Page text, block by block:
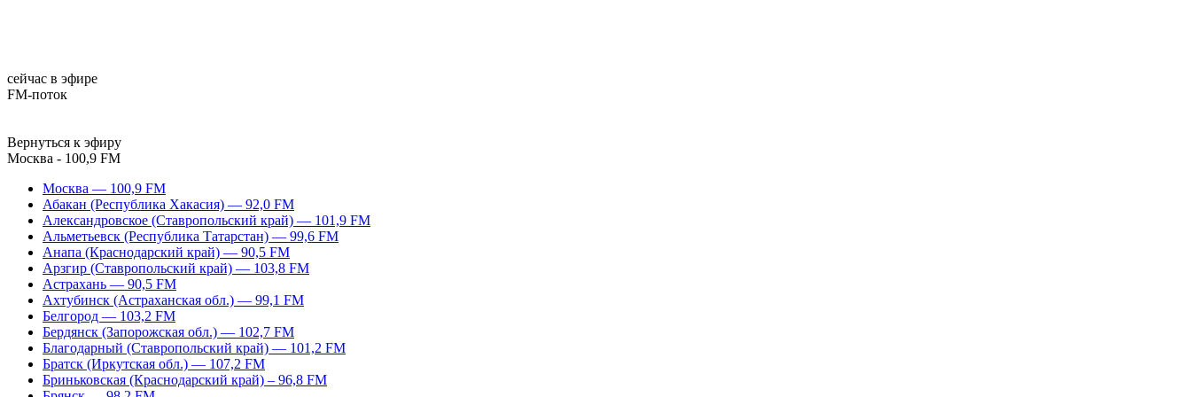
сейчас в эфире
FM-поток
Вернуться к эфиру
Москва - 100,9 FM
Москва — 100,9 FM
Абакан (Республика Хакасия) — 92,0 FM
Александровское (Ставропольский край) — 101,9 FM
Альметьевск (Республика Татарстан) — 99,6 FM
Анапа (Краснодарский край) — 90,5 FM
Арзгир (Ставропольский край) — 103,8 FM
Астрахань — 90,5 FM
Ахтубинск (Астраханская обл.) — 99,1 FM
Белгород — 103,2 FM
Бердянск (Запорожская обл.) — 102,7 FM
Благодарный (Ставропольский край) — 101,2 FM
Братск (Иркутская обл.) — 107,2 FM
Бриньковская (Краснодарский край) – 96,8 FM